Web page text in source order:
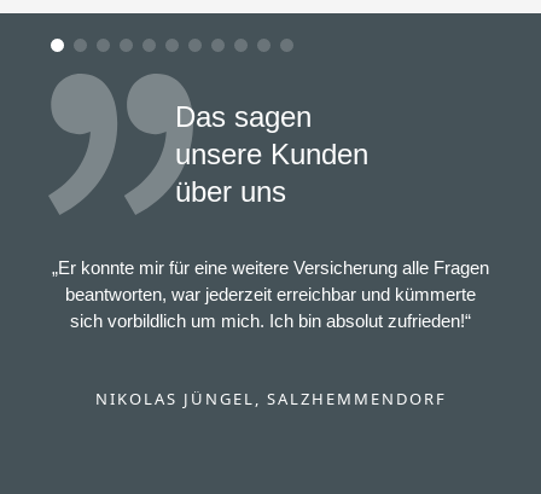
Das sagen
unsere Kunden
über uns
„Er konnte mir für eine weitere Versicherung alle Fragen
beantworten, war jederzeit erreichbar und kümmerte
sich vorbildlich um mich. Ich bin absolut zufrieden!“
NIKOLAS JÜNGEL, SALZHEMMENDORF